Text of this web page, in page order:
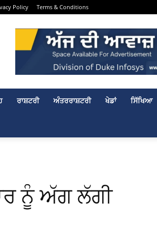
Policy Terms & Conditions
ਰਾਸ਼ਟਰੀ ਅੰਤਰਰਾਸ਼ਟਰੀ ਖੇਡਾਂ ਸਿੱਖਿਆ
ਨੂੰ ਅੱਗ ਲੱਗੀ